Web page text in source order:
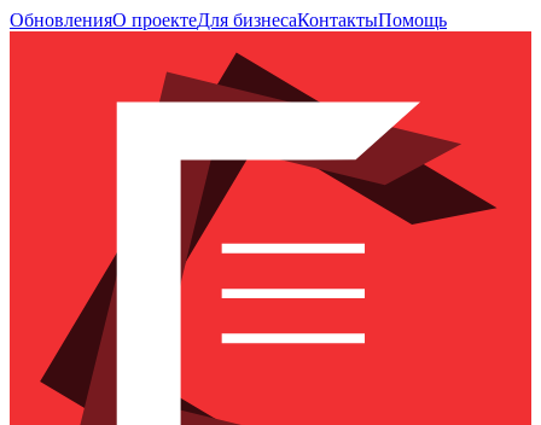
ОбновленияО проектеДля бизнесаКонтактыПомощь